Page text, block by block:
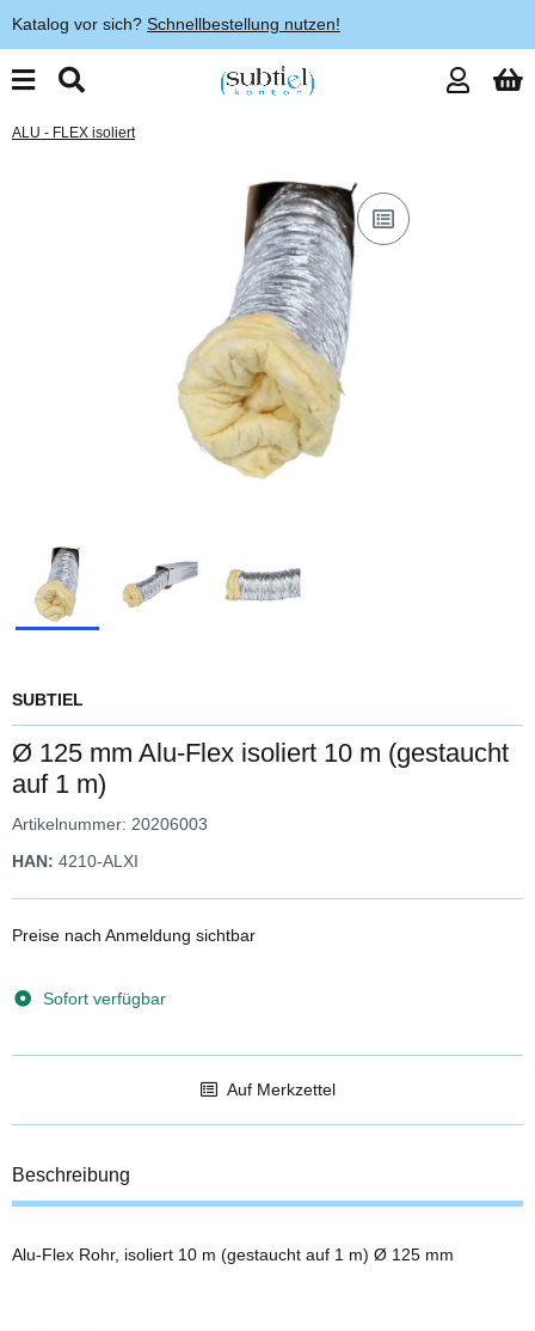
Katalog vor sich? Schnellbestellung nutzen!
ALU - FLEX isoliert
SUBTIEL
Ø 125 mm Alu-Flex isoliert 10 m (gestaucht
auf 1 m)
Artikelnummer: 20206003
HAN: 4210-ALXI
Preise nach Anmeldung sichtbar
Sofort verfügbar
Auf Merkzettel
Beschreibung
Alu-Flex Rohr, isoliert 10 m (gestaucht auf 1 m) Ø 125 mm